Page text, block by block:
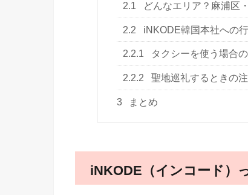
2.1 どんなエリア？麻浦区
2.2 iNKODE韓国本社への
2.2.1 タクシーを使う場合
2.2.2 聖地巡礼するときの
3 まとめ
iNKODE（インコード）